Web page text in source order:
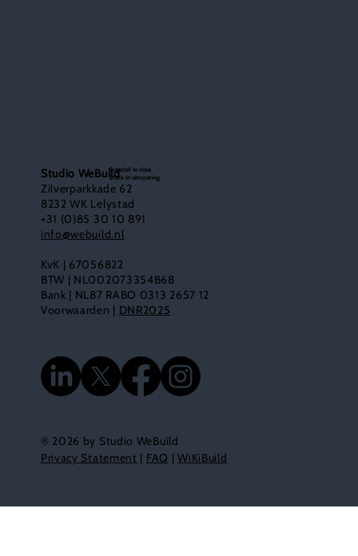
Studio WeBuild
Zilverparkkade 62
8232 WK Lelystad
+31 (0)85 30 10 891
info@webuild.nl
KvK | 67056822
BTW | NL002073354B68
Bank | NL87 RABO 0313 2657 12
Voorwaarden | DNR2025
® 2026 by Studio WeBuild
Privacy Statement | FAQ |WiKiBuild
Creatief in visie
Sterk in uitvoering